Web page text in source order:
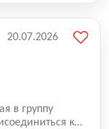
в группу
к
20.07.2026